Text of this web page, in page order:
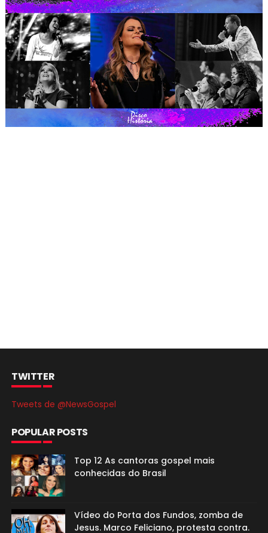
TWITTER
Tweets de @NewsGospel
POPULAR POSTS
Top 12 As cantoras gospel mais
conhecidas do Brasil
Vídeo do Porta dos Fundos, zomba de
Jesus. Marco Feliciano, protesta contra.